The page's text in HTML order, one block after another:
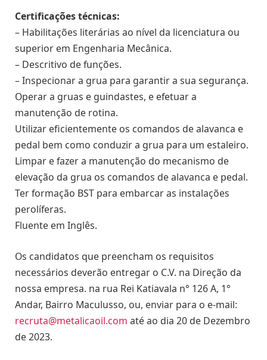
Certificações técnicas:
– Habilitações literárias ao nível da licenciatura ou
superior em Engenharia Mecânica.
– Descritivo de funções.
– Inspecionar a grua para garantir a sua segurança.
Operar a gruas e guindastes, e efetuar a
manutenção de rotina.
Utilizar eficientemente os comandos de alavanca e
pedal bem como conduzir a grua para um estaleiro.
Limpar e fazer a manutenção do mecanismo de
elevação da grua os comandos de alavanca e pedal.
Ter formação BST para embarcar as instalações
perolíferas.
Fluente em Inglês.
Os candidatos que preencham os requisitos
necessários deverão entregar o C.V. na Direção da
nossa empresa. na rua Rei Katiavala n° 126 A, 1°
Andar, Bairro Maculusso, ou, enviar para o e-mail:
recruta@metalicaoil.com até ao dia 20 de Dezembro
de 2023.